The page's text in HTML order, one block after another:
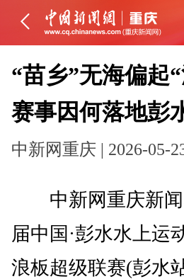
“苗乡”无海偏起
赛事因何落地彭
中新网重庆 | 2026-05-
中新网重庆新闻5
届中国·彭水水上
浪板超级联赛(彭水